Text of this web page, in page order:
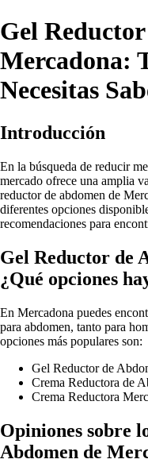
Gel
Mercadona:
Necesitas
Introducción
En la búsqueda de reducir
mercado ofrece una amplia
reductor de abdomen de
diferentes opciones
recomendaciones para
Gel Reductor de
¿Qué opciones
En Mercadona puedes
para abdomen, tanto para
opciones más populares son:
Gel Reductor de
Crema Reductora de
Crema Reductora
Opiniones sobre
Abdomen de